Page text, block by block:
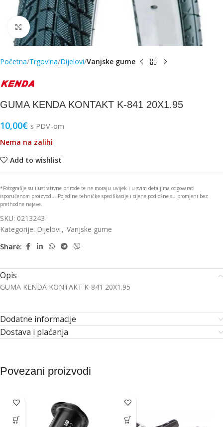
Click to enlarge
Početna Trgovina Dijelovi Vanjske gume
GUMA KENDA KONTAKT K-841 20X1.95
10,00€ s PDV-om
Nema na zalihi
Add to wishlist
*Fotografije su ilustrativne prirode te ne moraju uvijek i u svim detaljima odgovarati
isporučenom proizvodu. Pojedine tehničke specifikacije i cijene podložne su promjeni bez
prethodne najave.
SKU: 0213243
Kategorije: Dijelovi , Vanjske gume
Share:
Opis
GUMA KENDA KONTAKT K-841 20X1.95
Dodatne informacije
Dostava i plaćanja
Povezani proizvodi